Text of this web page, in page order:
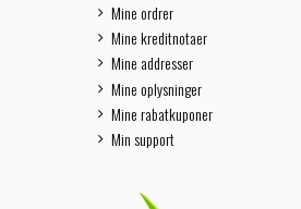
Mine ordrer
Mine kreditnotaer
Mine addresser
Mine oplysninger
Mine rabatkuponer
Min support